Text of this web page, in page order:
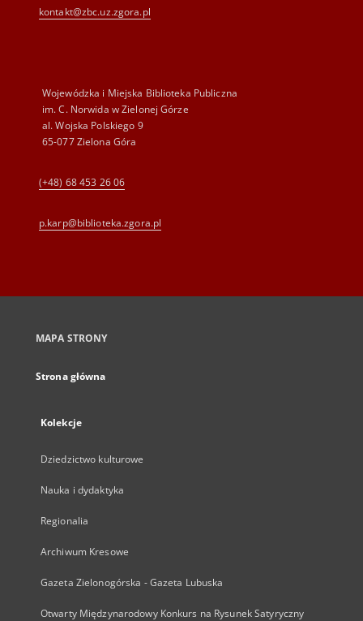
kontakt@zbc.uz.zgora.pl
Wojewódzka i Miejska Biblioteka Publiczna
im. C. Norwida w Zielonej Górze
al. Wojska Polskiego 9
65-077 Zielona Góra
(+48) 68 453 26 06
p.karp@biblioteka.zgora.pl
MAPA STRONY
Strona główna
Kolekcje
Dziedzictwo kulturowe
Nauka i dydaktyka
Regionalia
Archiwum Kresowe
Gazeta Zielonogórska - Gazeta Lubuska
Otwarty Międzynarodowy Konkurs na Rysunek Satyryczny